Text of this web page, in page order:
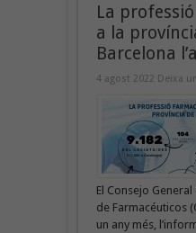
La
a la
Barcelona
4 agost 2022 Deixa
El Consejo
de Farmacéuticos
un any més,